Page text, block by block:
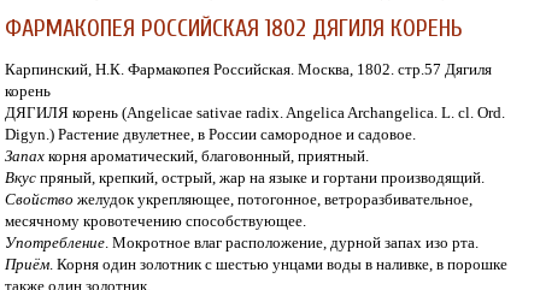
ФАРМАКОПЕЯ РОССИЙСКАЯ 1802 ДЯГИЛЯ КОРЕНЬ
Карпинский, Н.К. Фармакопея Российская. Москва, 1802. стр.57 Дягиля
корень
ДЯГИЛЯ корень (Angelicae sativae radix. Angelica Archangelica. L. cl. Ord.
Digyn.) Растение двулетнее, в России самородное и садовое.
Запах корня ароматический, благовонный, приятный.
Вкус пряный, крепкий, острый, жар на языке и гортани производящий.
Свойство желудок укрепляющее, потогонное, ветроразбивательное,
месячному кровотечению способствующее.
Употребление. Мокротное влаг расположение, дурной запах изо рта.
Приём. Корня один золотник с шестью унцами воды в наливке, в порошке
также один золотник.